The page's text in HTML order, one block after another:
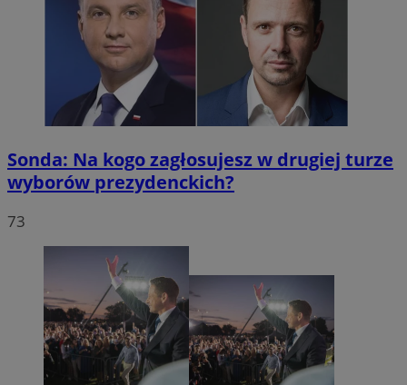
Sonda: Na kogo zagłosujesz w drugiej turze
wyborów prezydenckich?
73